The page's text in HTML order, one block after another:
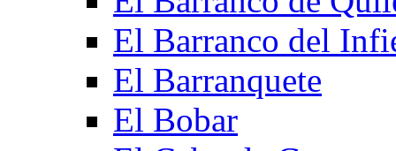
El Barranco del
El Barranquete
El Bobar